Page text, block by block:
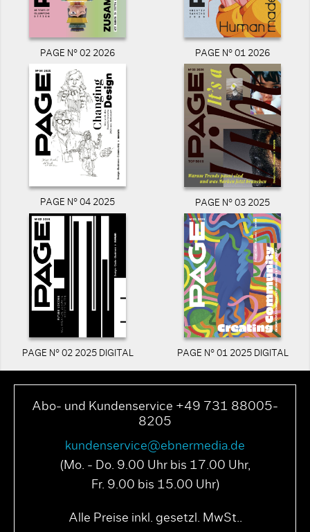
PAGE N° 02 2026 PAGE N° 01 2026
PAGE N° 04 2025 PAGE N° 03 2025
PAGE N° 02 2025 DIGITAL PAGE N° 01 2025 DIGITAL
Abo- und Kundenservice +49 731 88005-
8205
kundenservice@ebnermedia.de
(Mo. - Do. 9.00 Uhr bis 17.00 Uhr,
Fr. 9.00 bis 15.00 Uhr)
Alle Preise inkl. gesetzl. MwSt..